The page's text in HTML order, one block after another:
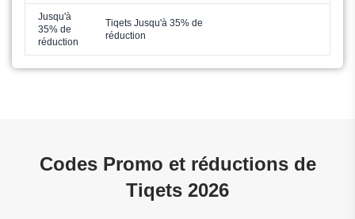
Jusqu'à
35% de
réduction
Tiqets Jusqu'à 35% de
réduction
Codes Promo et réductions de
Tiqets 2026